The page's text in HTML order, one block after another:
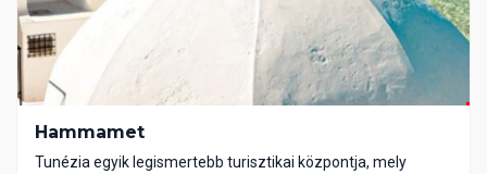
Hammamet
Tunézia egyik legismertebb turisztikai központja, mely